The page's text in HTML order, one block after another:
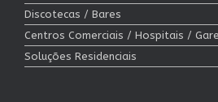
Discotecas / Bares
Centros Comerciais / Hospitais /
Soluções Residenciais